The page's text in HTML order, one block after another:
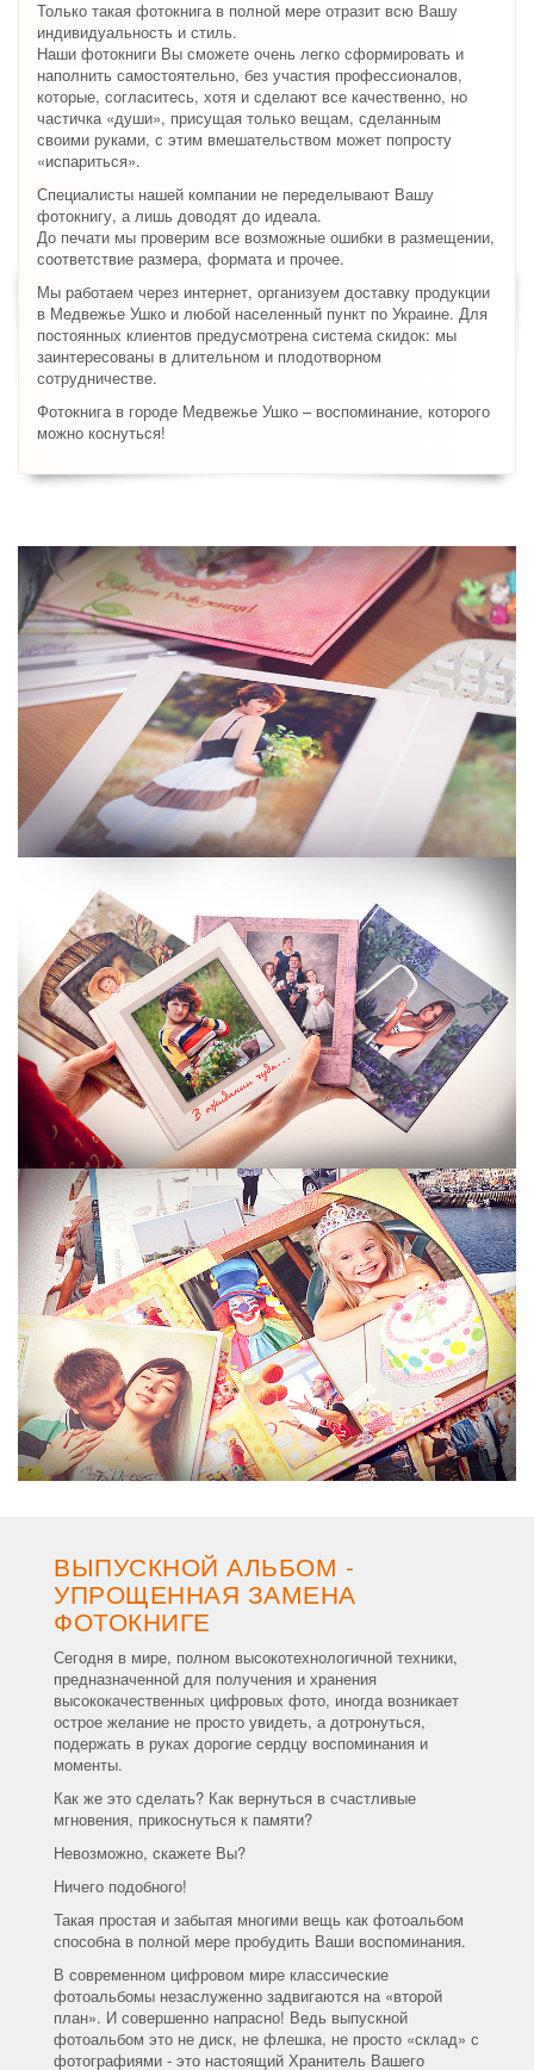
Только такая фотокнига в полной мере отразит всю Вашу
индивидуальность и стиль.
Наши фотокниги Вы сможете очень легко сформировать и
наполнить самостоятельно, без участия профессионалов,
которые, согласитесь, хотя и сделают все качественно, но
частичка «души», присущая только вещам, сделанным
своими руками, с этим вмешательством может попросту
«испариться».
Специалисты нашей компании не переделывают Вашу
фотокнигу, а лишь доводят до идеала.
До печати мы проверим все возможные ошибки в размещении,
соответствие размера, формата и прочее.
Мы работаем через интернет, организуем доставку продукции
в Медвежье Ушко и любой населенный пункт по Украине. Для
постоянных клиентов предусмотрена система скидок: мы
заинтересованы в длительном и плодотворном
сотрудничестве.
Фотокнига в городе Медвежье Ушко – воспоминание, которого
можно коснуться!
ВЫПУСКНОЙ АЛЬБОМ -
УПРОЩЕННАЯ ЗАМЕНА
ФОТОКНИГЕ
Сегодня в мире, полном высокотехнологичной техники,
предназначенной для получения и хранения
высококачественных цифровых фото, иногда возникает
острое желание не просто увидеть, а дотронуться,
подержать в руках дорогие сердцу воспоминания и
моменты.
Как же это сделать? Как вернуться в счастливые
мгновения, прикоснуться к памяти?
Невозможно, скажете Вы?
Ничего подобного!
Такая простая и забытая многими вещь как фотоальбом
способна в полной мере пробудить Ваши воспоминания.
В современном цифровом мире классические
фотоальбомы незаслуженно задвигаются на «второй
план». И совершенно напрасно! Ведь выпускной
фотоальбом это не диск, не флешка, не просто «склад» с
фотографиями - это настоящий Хранитель Вашего